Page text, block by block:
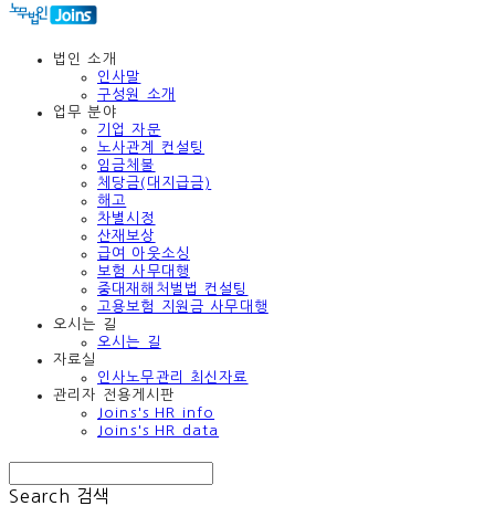
법인 소개
인사말
구성원 소개
업무 분야
기업 자문
노사관계 컨설팅
임금체불
체당금(대지급금)
해고
차별시정
산재보상
급여 아웃소싱
보험 사무대행
중대재해처벌법 컨설팅
고용보험 지원금 사무대행
오시는 길
오시는 길
자료실
인사노무관리 최신자료
관리자 전용게시판
Joins's HR info
Joins's HR data
Search 검색